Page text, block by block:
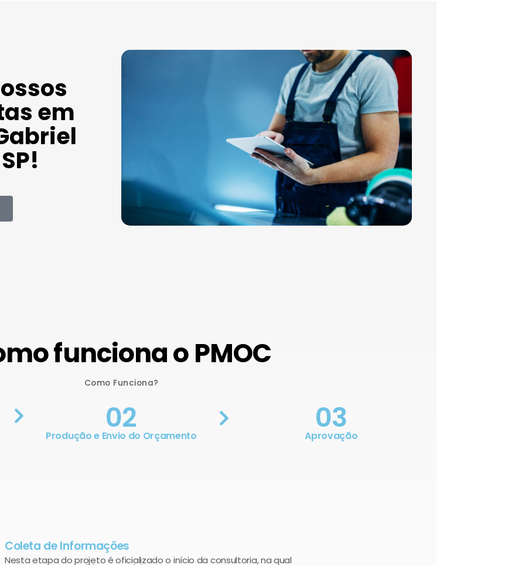
em
funciona o PMOC
Como Funciona?
02
Produção e Envio do Orçamento 03
Aprovação
Coleta de Informações
Nesta etapa do projeto é oficializado o início da consultoria, na qual